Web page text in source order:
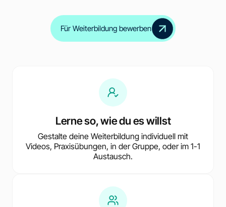
Für Weiterbildung bewerben
Lerne so, wie du es willst
Gestalte deine Weiterbildung individuell mit
Videos, Praxisübungen, in der Gruppe, oder im 1-1
Austausch.